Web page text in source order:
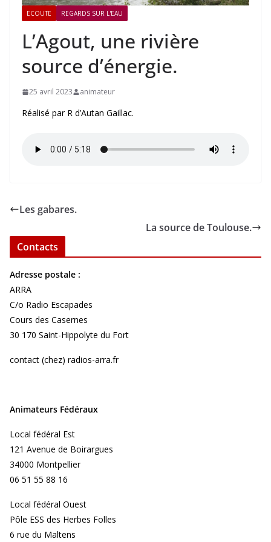
ECOUTE REGARDS SUR L'EAU
L’Agout, une rivière
source d’énergie.
25 avril 2023 animateur
Réalisé par R d’Autan Gaillac.
Les gabares.
La source de Toulouse.
Contacts
Adresse postale :
ARRA
C/o Radio Escapades
Cours des Casernes
30 170 Saint-Hippolyte du Fort
contact (chez) radios-arra.fr
Animateurs Fédéraux
Local fédéral Est
121 Avenue de Boirargues
34000 Montpellier
06 51 55 88 16
Local fédéral Ouest
Pôle ESS des Herbes Folles
6 rue du Maltens